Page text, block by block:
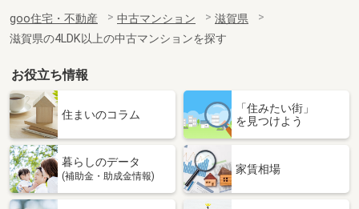
専有面積 75m²
間取り
3LDK
滋賀県大津市湖城が丘
価 格
998万円
滋賀県大津市湖城が丘
専有面積 66.15m²
間取り
滋賀県守山市浮気町
goo住宅・不動産 中古マンション
滋賀県
滋賀県の4LDK以上の中古マンションを探す
お役立ち情報
住まいのコラム
「住みたい街」
を見つけよう
暮らしのデータ
(補助金・助成金情報)
家賃相場